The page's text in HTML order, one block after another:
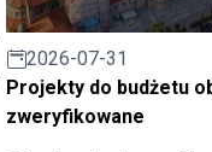
2026-07-31
Projekty do budżetu
zweryfikowane